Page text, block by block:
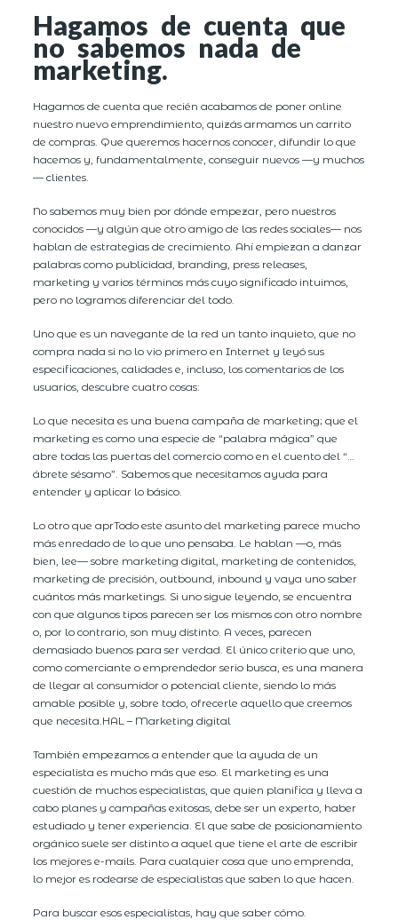
Hagamos de cuenta que
no sabemos nada de
marketing.
Hagamos de cuenta que recién acabamos de poner online
nuestro nuevo emprendimiento, quizás armamos un carrito
de compras. Que queremos hacernos conocer, difundir lo que
hacemos y, fundamentalmente, conseguir nuevos —y muchos
— clientes.
No sabemos muy bien por dónde empezar, pero nuestros
conocidos —y algún que otro amigo de las redes sociales— nos
hablan de estrategias de crecimiento. Ahí empiezan a danzar
palabras como publicidad, branding, press releases,
marketing y varios términos más cuyo significado intuimos,
pero no logramos diferenciar del todo.
Uno que es un navegante de la red un tanto inquieto, que no
compra nada si no lo vio primero en Internet y leyó sus
especificaciones, calidades e, incluso, los comentarios de los
usuarios, descubre cuatro cosas:
Lo que necesita es una buena campaña de marketing; que el
marketing es como una especie de “palabra mágica” que
abre todas las puertas del comercio como en el cuento del “…
ábrete sésamo”. Sabemos que necesitamos ayuda para
entender y aplicar lo básico.
Lo otro que aprTodo este asunto del marketing parece mucho
más enredado de lo que uno pensaba. Le hablan —o, más
bien, lee— sobre marketing digital, marketing de contenidos,
marketing de precisión, outbound, inbound y vaya uno saber
cuántos más marketings. Si uno sigue leyendo, se encuentra
con que algunos tipos parecen ser los mismos con otro nombre
o, por lo contrario, son muy distinto. A veces, parecen
demasiado buenos para ser verdad. El único criterio que uno,
como comerciante o emprendedor serio busca, es una manera
de llegar al consumidor o potencial cliente, siendo lo más
amable posible y, sobre todo, ofrecerle aquello que creemos
que necesita.HAL – Marketing digital
También empezamos a entender que la ayuda de un
especialista es mucho más que eso. El marketing es una
cuestión de muchos especialistas, que quien planifica y lleva a
cabo planes y campañas exitosas, debe ser un experto, haber
estudiado y tener experiencia. El que sabe de posicionamiento
orgánico suele ser distinto a aquel que tiene el arte de escribir
los mejores e-mails. Para cualquier cosa que uno emprenda,
lo mejor es rodearse de especialistas que saben lo que hacen.
Para buscar esos especialistas, hay que saber cómo.